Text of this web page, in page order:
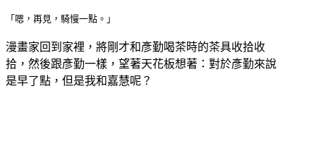
「嗯，再見，騎慢一點。」
漫畫家回到家裡，將剛才和彥勤喝茶時的茶具收拾收
拾，然後跟彥勤一樣，望著天花板想著：對於彥勤來說
是早了點，但是我和嘉慧呢？